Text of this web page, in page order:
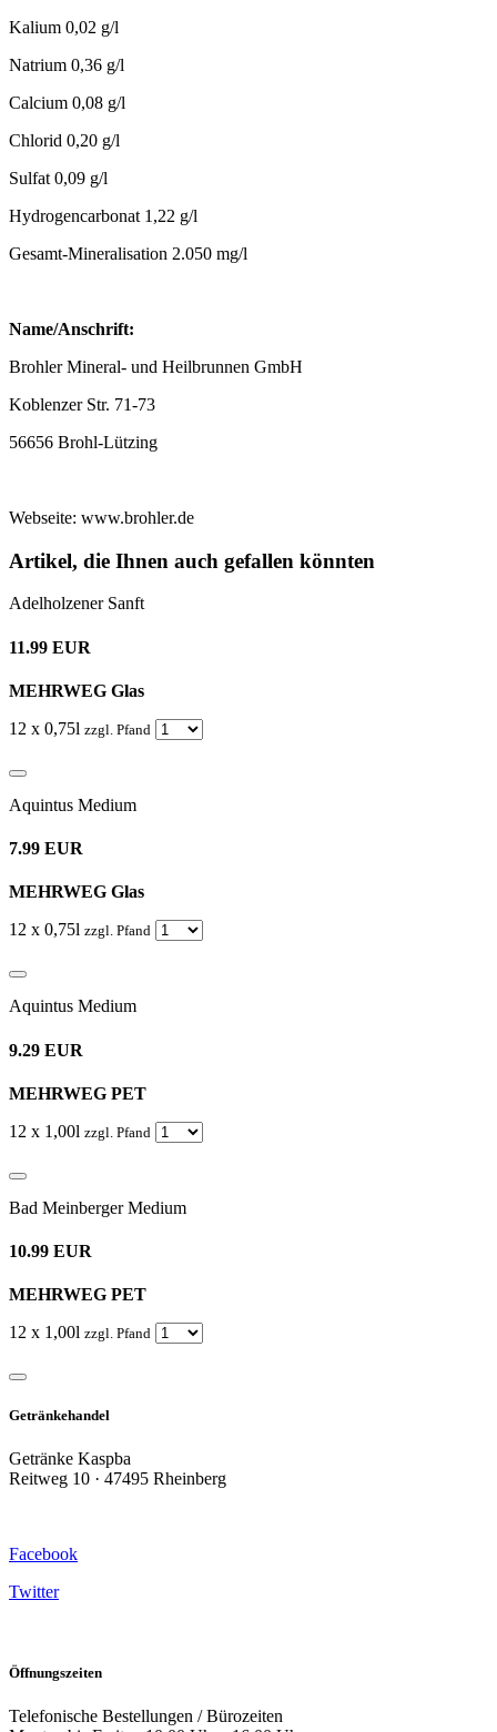
Kalium 0,02 g/l
Natrium 0,36 g/l
Calcium 0,08 g/l
Chlorid 0,20 g/l
Sulfat 0,09 g/l
Hydrogencarbonat 1,22 g/l
Gesamt-Mineralisation 2.050 mg/l
Name/Anschrift:
Brohler Mineral- und Heilbrunnen GmbH
Koblenzer Str. 71-73
56656 Brohl-Lützing
Webseite: www.brohler.de
Artikel, die Ihnen auch gefallen könnten
Adelholzener Sanft
11.99 EUR
MEHRWEG Glas
12 x 0,75l zzgl. Pfand
Aquintus Medium
7.99 EUR
MEHRWEG Glas
12 x 0,75l zzgl. Pfand
Aquintus Medium
9.29 EUR
MEHRWEG PET
12 x 1,00l zzgl. Pfand
Bad Meinberger Medium
10.99 EUR
MEHRWEG PET
12 x 1,00l zzgl. Pfand
Getränkehandel
Getränke Kaspba
Reitweg 10 · 47495 Rheinberg
Facebook
Twitter
Öffnungszeiten
Telefonische Bestellungen / Bürozeiten